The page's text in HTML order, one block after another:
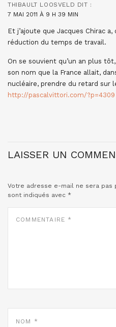
THIBAULT LOOSVELD DIT :
7 MAI 2011 À 9 H 39 MIN
Et j’ajoute que Jacques Chirac
réduction du temps de travail.
On se souvient qu’un an plus
son nom que la France allait,
nucléaire, prendre du retard sur
http://pascalvittori.com/?p=4309
LAISSER UN
Votre adresse e-mail ne sera pas
sont indiqués avec *